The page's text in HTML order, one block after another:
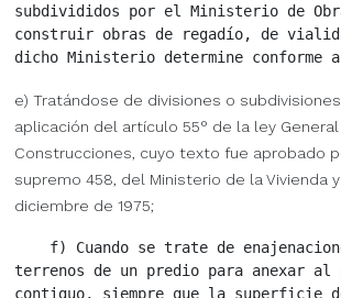
subdivididos por el Ministerio de
construir obras de regadío, de
e) Tratándose de divisiones o
aplicación del artículo 55° de la ley
Construcciones, cuyo texto fue aprobado
supremo 458, del Ministerio de la Vivienda
diciembre de 1975;
f) Cuando se trate de
terrenos de un predio para anexar